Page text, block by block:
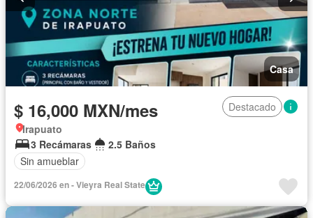
Casa
$ 16,000 MXN/mes
Destacado
Irapuato
3 Recámaras
2.5 Baños
Sin amueblar
22/06/2026 en - Vieyra Real State